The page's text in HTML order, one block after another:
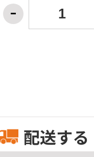
配送する